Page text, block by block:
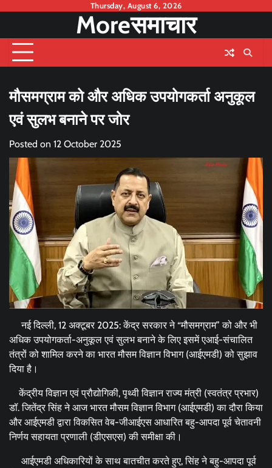
content
Thursday, August 6, 2026
Moreसमाचार
मौसमग्राम को और अधिक उपयोगकर्ता अनुकूल
एवं सुलभ बनाने पर जोर
Posted on 12 October 2025
नई दिल्ली, 12 अक्टूबर 2025: केंद्र सरकार ने “मौसमग्राम” को और भी
अधिक उपयोगकर्ता-अनुकूल एवं सुलभ बनाने के लिए इसमें एआई-संचालित
तंत्रों को शामिल करने का भारत मौसम विज्ञान विभाग (आईएमडी) को सुझाव
दिया है।
केंद्रीय विज्ञान एवं प्रौद्योगिकी, पृथ्वी विज्ञान राज्य मंत्री (स्वतंत्र प्रभार)
डॉ. जितेंद्र सिंह ने आज भारत मौसम विज्ञान विभाग (आईएमडी) का दौरा किया
और आईएमडी द्वारा विकसित वेब-जीआईएस आधारित बहु-आपदा पूर्व चेतावनी
निर्णय सहायता प्रणाली (डीएसएस) की समीक्षा की।
आईएमडी अधिकारियों के साथ बातचीत करते हुए, सिंह ने बहु-आपदा पूर्व